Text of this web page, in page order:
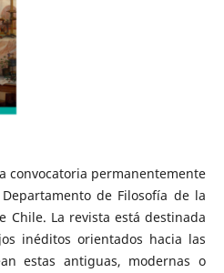
convocatoria permanentemente
de Filosofía de la
Chile. La revista está destinada
inéditos orientados hacia las
estas antiguas, modernas o